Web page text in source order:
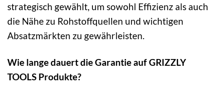
strategisch gewählt, um sowohl Effizienz als auch
die Nähe zu Rohstoffquellen und wichtigen
Absatzmärkten zu gewährleisten.
Wie lange dauert die Garantie auf GRIZZLY
TOOLS Produkte?